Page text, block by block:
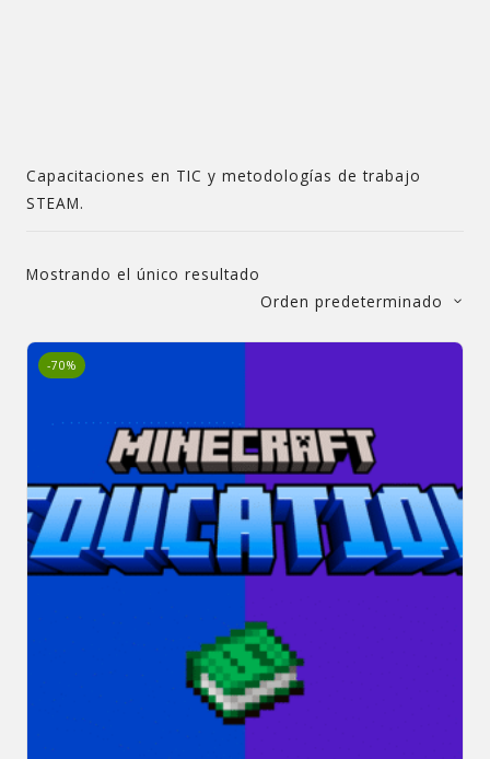
Capacitaciones en TIC y metodologías de trabajo
STEAM.
Mostrando el único resultado
Orden predeterminado
-70%